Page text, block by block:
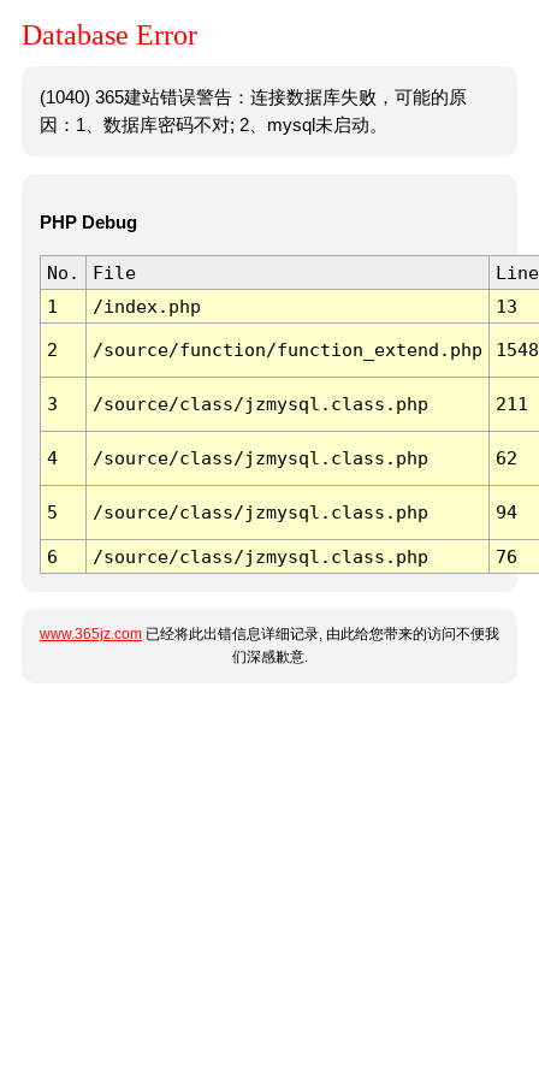
Database Error
(1040) 365建站错误警告：连接数据库失败，可能的原
因：1、数据库密码不对; 2、mysql未启动。
PHP Debug
No. File
Line
1
/index.php 13
2 /source/function/function_extend.php 1548
3 /source/class/jzmysql.class.php 211
4 /source/class/jzmysql.class.php 62
5 /source/class/jzmysql.class.php 94
6 /source/class/jzmysql.class.php 76
www.365jz.com 已经将此出错信息详细记录, 由此给您带来的访问不便我
们深感歉意.